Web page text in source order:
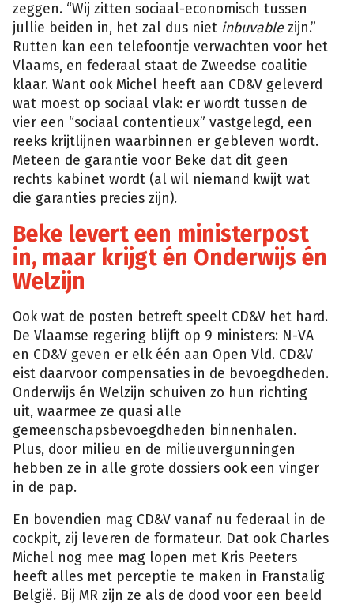
zeggen. “Wij zitten sociaal-economisch tussen
jullie beiden in, het zal dus niet inbuvablezijn.”
Rutten kan een telefoontje verwachten voor het
Vlaams, en federaal staat de Zweedse coalitie
klaar. Want ook Michel heeft aan CD&V geleverd
wat moest op sociaal vlak: er wordt tussen de
vier een “sociaal contentieux” vastgelegd, een
reeks krijtlijnen waarbinnen er gebleven wordt.
Meteen de garantie voor Beke dat dit geen
rechts kabinet wordt (al wil niemand kwijt wat
die garanties precies zijn).
Beke levert een ministerpost
in, maar krijgt én Onderwijs én
Welzijn
Ook wat de posten betreft speelt CD&V het hard.
De Vlaamse regering blijft op 9 ministers: N-VA
en CD&V geven er elk één aan Open Vld. CD&V
eist daarvoor compensaties in de bevoegdheden.
Onderwijs én Welzijn schuiven zo hun richting
uit, waarmee ze quasi alle
gemeenschapsbevoegdheden binnenhalen.
Plus, door milieu en de milieuvergunningen
hebben ze in alle grote dossiers ook een vinger
in de pap.
En bovendien mag CD&V vanaf nu federaal in de
cockpit, zij leveren de formateur. Dat ook Charles
Michel nog mee mag lopen met Kris Peeters
heeft alles met perceptie te maken in Franstalig
België. Bij MR zijn ze als de dood voor een beeld